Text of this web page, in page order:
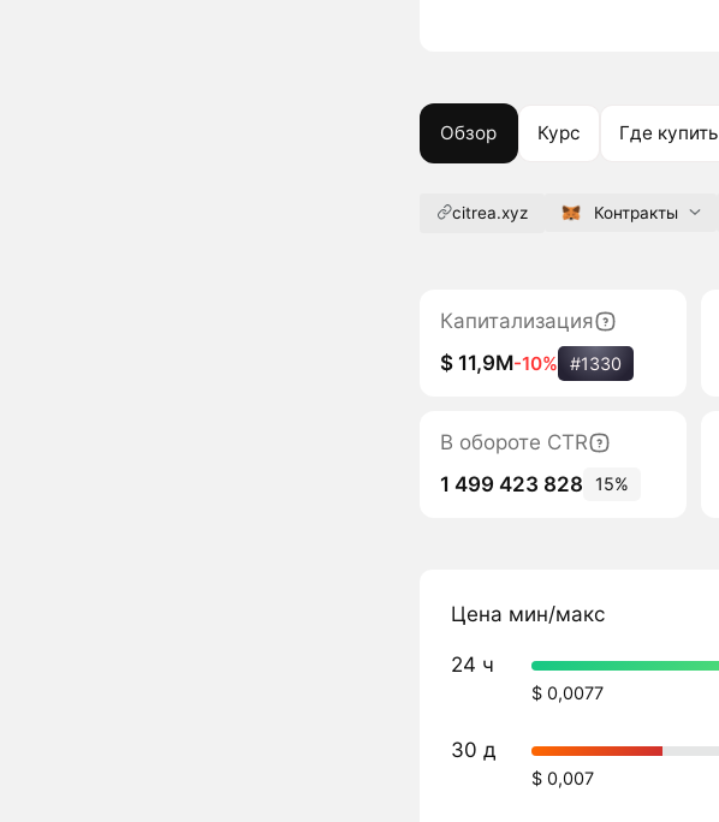
Обзор Курс Где купить
citrea.xyz Контракты
Капитализация
$ 11,9M-10% #1330
В обороте CTR
1 499 423 828
15%
Цена мин/макс
24 ч
$ 0,0077
30 д
$ 0,007